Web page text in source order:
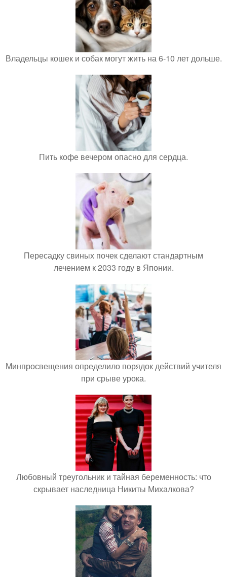
Владельцы кошек и собак могут жить на 6-10 лет дольше.
Пить кофе вечером опасно для сердца.
Пересадку свиных почек сделают стандартным
лечением к 2033 году в Японии.
Минпросвещения определило порядок действий учителя
при срыве урока.
Любовный треугольник и тайная беременность: что
скрывает наследница Никиты Михалкова?